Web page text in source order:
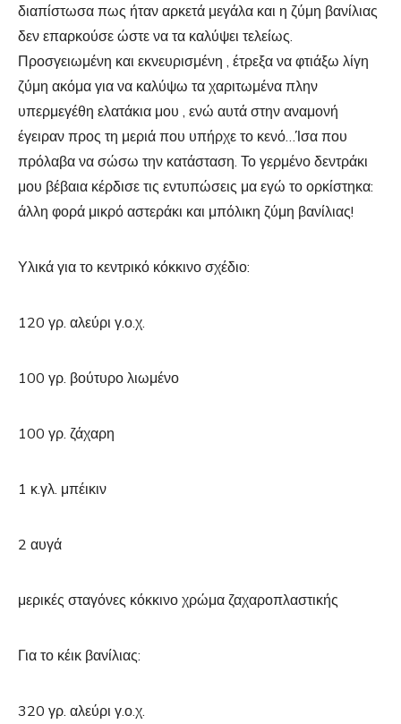
διαπίστωσα πως ήταν αρκετά μεγάλα και η ζύμη βανίλιας
δεν επαρκούσε ώστε να τα καλύψει τελείως.
Προσγειωμένη και εκνευρισμένη , έτρεξα να φτιάξω λίγη
ζύμη ακόμα για να καλύψω τα χαριτωμένα πλην
υπερμεγέθη ελατάκια μου , ενώ αυτά στην αναμονή
έγειραν προς τη μεριά που υπήρχε το κενό…Ίσα που
πρόλαβα να σώσω την κατάσταση. Το γερμένο δεντράκι
μου βέβαια κέρδισε τις εντυπώσεις μα εγώ το ορκίστηκα:
άλλη φορά μικρό αστεράκι και μπόλικη ζύμη βανίλιας!
Υλικά για το κεντρικό κόκκινο σχέδιο:
120 γρ. αλεύρι γ.ο.χ.
100 γρ. βούτυρο λιωμένο
100 γρ. ζάχαρη
1 κ.γλ. μπέικιν
2 αυγά
μερικές σταγόνες κόκκινο χρώμα ζαχαροπλαστικής
Για το κέικ βανίλιας:
320 γρ. αλεύρι γ.ο.χ.